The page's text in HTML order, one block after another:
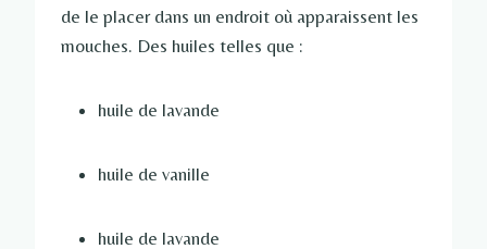
de le placer dans un endroit où apparaissent les
mouches. Des huiles telles que :
huile de lavande
huile de vanille
huile de lavande